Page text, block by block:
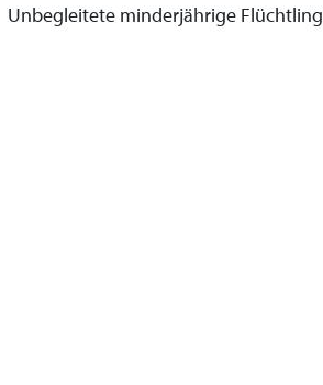
Unbegleitete minderjährige